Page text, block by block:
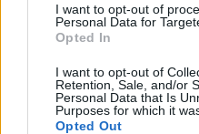
I want to opt-out of
Personal Data for
Opted In
I want to opt-out of
Retention, Sale, and/or
Personal Data that Is
Purposes for which it
Opted Out
2026. augusztus 08.,
Vaddisznó
metróba,
majd kilőtték –